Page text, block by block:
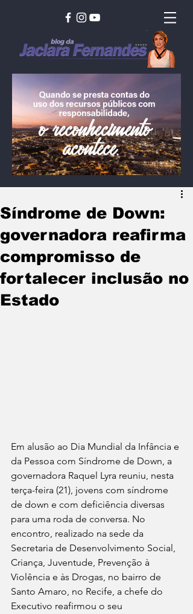
Síndrome de Down:
governadora reafirma
compromisso de
fortalecer inclusão no
Estado
Em alusão ao Dia Mundial da Infância e
da Pessoa com Síndrome de Down, a
governadora Raquel Lyra reuniu, nesta
terça-feira (21), jovens com síndrome
de down e com deficiência diversas
para uma roda de conversa. No
encontro, realizado na sede da
Secretaria de Desenvolvimento Social,
Criança, Juventude, Prevenção à
Violência e às Drogas, no bairro de
Santo Amaro, no Recife, a chefe do
Executivo reafirmou o seu